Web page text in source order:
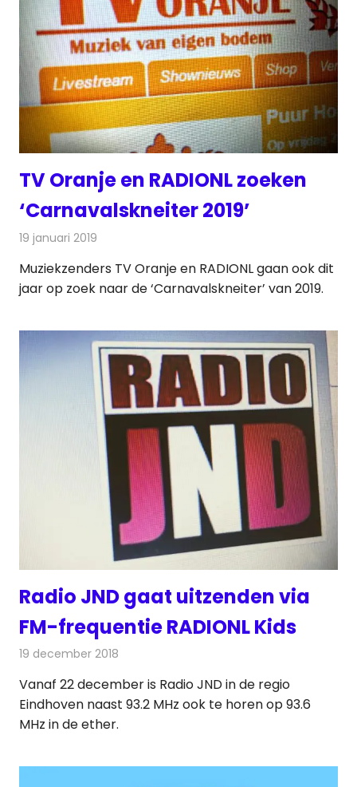
TV Oranje en RADIONL zoeken
‘Carnavalskneiter 2019’
19 januari 2019
Muziekzenders TV Oranje en RADIONL gaan ook dit
jaar op zoek naar de ‘Carnavalskneiter’ van 2019.
Radio JND gaat uitzenden via
FM-frequentie RADIONL Kids
19 december 2018
Vanaf 22 december is Radio JND in de regio
Eindhoven naast 93.2 MHz ook te horen op 93.6
MHz in de ether.